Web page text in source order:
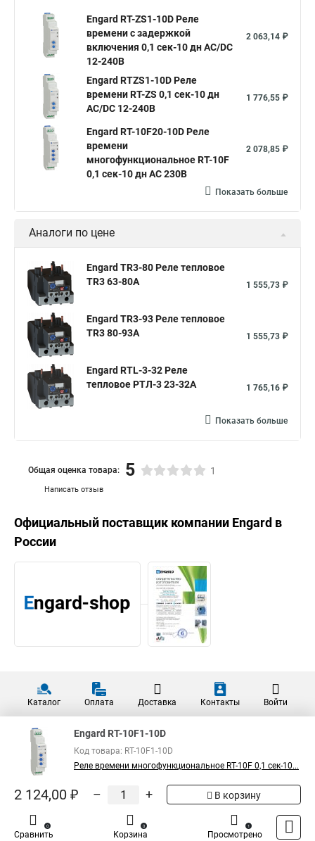
Engard RT-ZS1-10D Реле
времени с задержкой
включения 0,1 сек-10 дн АС/DC
12-240В
2 063,14 ₽
Engard RTZS1-10D Реле
времени RT-ZS 0,1 сек-10 дн
АС/DC 12-240В
1 776,55 ₽
Engard RT-10F20-10D Реле
времени
многофункциональное RT-10F
0,1 сек-10 дн АС 230В
2 078,85 ₽
Показать больше
Аналоги по цене
Engard TR3-80 Реле тепловое
TR3 63-80A
1 555,73 ₽
Engard TR3-93 Реле тепловое
TR3 80-93A
1 555,73 ₽
Engard RTL-3-32 Реле
тепловое РТЛ-3 23-32A
1 765,16 ₽
Показать больше
Написать отзыв
Общая оценка товара: 5 1
Официальный поставщик компании Engard в
России
Каталог Оплата Доставка Контакты Войти
Engard RT-10F1-10D
Код товара: RT-10F1-10D
Реле времени многофункциональное RT-10F 0,1 сек-10...
2 124,00 ₽ – + В корзину
Сравнить
0
Корзина
0
Просмотрено
1